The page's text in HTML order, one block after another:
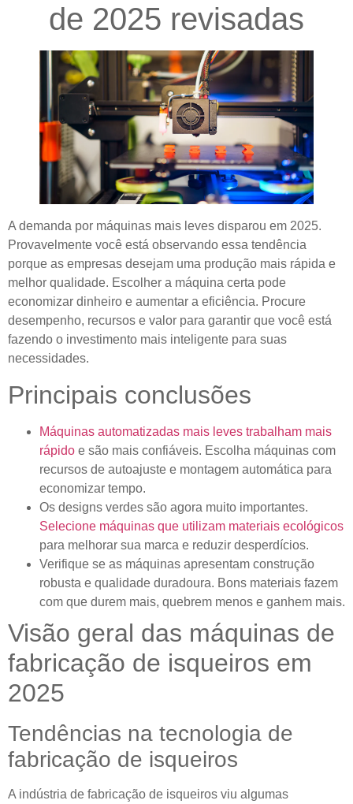
de 2025 revisadas
A demanda por máquinas mais leves disparou em 2025.
Provavelmente você está observando essa tendência
porque as empresas desejam uma produção mais rápida e
melhor qualidade. Escolher a máquina certa pode
economizar dinheiro e aumentar a eficiência. Procure
desempenho, recursos e valor para garantir que você está
fazendo o investimento mais inteligente para suas
necessidades.
Principais conclusões
Máquinas automatizadas mais leves trabalham mais
rápido e são mais confiáveis. Escolha máquinas com
recursos de autoajuste e montagem automática para
economizar tempo.
Os designs verdes são agora muito importantes.
Selecione máquinas que utilizam materiais ecológicos
para melhorar sua marca e reduzir desperdícios.
Verifique se as máquinas apresentam construção
robusta e qualidade duradoura. Bons materiais fazem
com que durem mais, quebrem menos e ganhem mais.
Visão geral das máquinas de
fabricação de isqueiros em
2025
Tendências na tecnologia de
fabricação de isqueiros
A indústria de fabricação de isqueiros viu algumas